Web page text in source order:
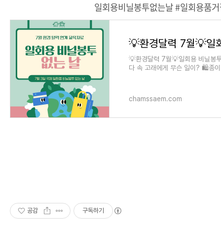
일회용비닐봉투없는날 #일회용품
💡환경달력 7월💡일회용 비닐봉
다 속 고래에게 무슨 일이? 🛍종
chamssaem.com
공감 구독하기